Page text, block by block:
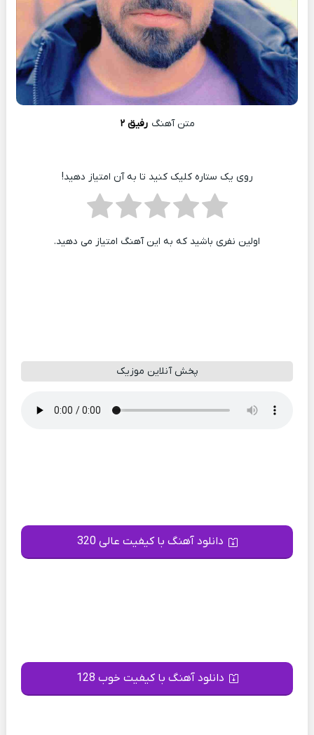
متن آهنگ رفیق ۲
روی یک ستاره کلیک کنید تا به آن امتیاز دهید!
اولین نفری باشید که به این آهنگ امتیاز می دهید.
پخش آنلاین موزیک
دانلود آهنگ با کیفیت عالی 320
دانلود آهنگ با کیفیت خوب 128